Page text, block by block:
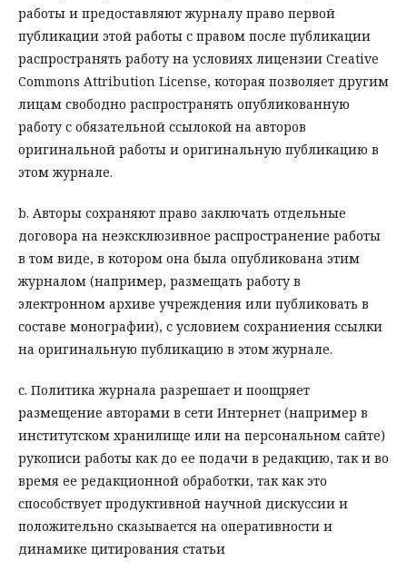
работы и предоставляют журналу право первой
публикации этой работы с правом после публикации
распространять работу на условиях лицензии Creative
Commons Attribution License, которая позволяет другим
лицам свободно распространять опубликованную
работу с обязательной ссылокой на авторов
оригинальной работы и оригинальную публикацию в
этом журнале.
b. Авторы сохраняют право заключать отдельные
договора на неэксклюзивное распространение работы
в том виде, в котором она была опубликована этим
журналом (например, размещать работу в
электронном архиве учреждения или публиковать в
составе монографии), с условием сохраниения ссылки
на оригинальную публикацию в этом журнале.
с. Политика журнала разрешает и поощряет
размещение авторами в сети Интернет (например в
институтском хранилище или на персональном сайте)
рукописи работы как до ее подачи в редакцию, так и во
время ее редакционной обработки, так как это
способствует продуктивной научной дискуссии и
положительно сказывается на оперативности и
динамике цитирования статьи